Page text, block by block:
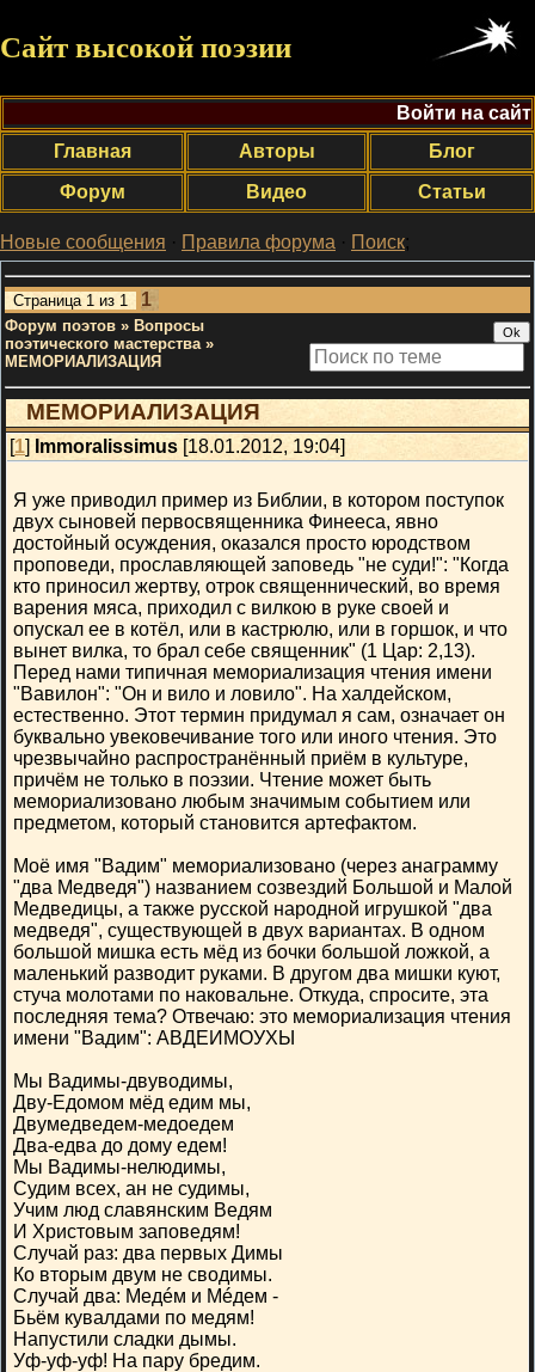
Сайт высокой поэзии
Войти на сайт
Главная
Авторы
Блог
Форум
Видео Статьи
Новые сообщения · Правила форума · Поиск;
Страница 1 из 1 1
Форум поэтов » Вопросы
поэтического мастерства »
МЕМОРИАЛИЗАЦИЯ
МЕМОРИАЛИЗАЦИЯ
[1] Immoralissimus [18.01.2012, 19:04]
Я уже приводил пример из Библии, в котором поступок
двух сыновей первосвященника Финееса, явно
достойный осуждения, оказался просто юродством
проповеди, прославляющей заповедь "не суди!": "Когда
кто приносил жертву, отрок священнический, во время
варения мяса, приходил с вилкою в руке своей и
опускал ее в котёл, или в кастрюлю, или в горшок, и что
вынет вилка, то брал себе священник" (1 Цар: 2,13).
Перед нами типичная мемориализация чтения имени
"Вавилон": "Он и вило и ловило". На халдейском,
естественно. Этот термин придумал я сам, означает он
буквально увековечивание того или иного чтения. Это
чрезвычайно распространённый приём в культуре,
причём не только в поэзии. Чтение может быть
мемориализовано любым значимым событием или
предметом, который становится артефактом.
Моё имя "Вадим" мемориализовано (через анаграмму
"два Медведя") названием созвездий Большой и Малой
Медведицы, а также русской народной игрушкой "два
медведя", существующей в двух вариантах. В одном
большой мишка есть мёд из бочки большой ложкой, а
маленький разводит руками. В другом два мишки куют,
стуча молотами по наковальне. Откуда, спросите, эта
последняя тема? Отвечаю: это мемориализация чтения
имени "Вадим": АВДЕИМОУХЫ
Мы Вадимы-двуводимы,
Дву-Едомом мёд едим мы,
Двумедведем-медоедем
Два-едва до дому едем!
Мы Вадимы-нелюдимы,
Судим всех, ан не судимы,
Учим люд славянским Ведям
И Христовым заповедям!
Случай раз: два первых Димы
Ко вторым двум не сводимы.
Случай два: Медéм и Мéдем -
Бьём кувалдами по медям!
Напустили сладки дымы.
Уф-уф-уф! На пару бредим.